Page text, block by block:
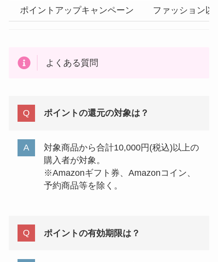
ポイントアップキャンペーン ファッション以
よくある質問
ポイントの還元の対象は？
対象商品から合計10,000円(税込)以上の
購入者が対象。
※Amazonギフト券、Amazonコイン、
予約商品等を除く。
ポイントの有効期限は？